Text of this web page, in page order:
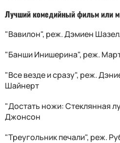
Лучший комедийный фильм или
"Вавилон", реж. Дэмиен
"Банши Инишерина", реж.
"Все везде и сразу", реж.
Шайнерт
"Достать ножи: Стеклянная
Джонсон
"Треугольник печали", реж.